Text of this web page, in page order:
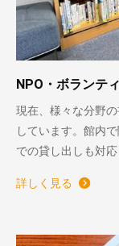
NPO・ボランテ
現在、様々な分野
しています。館内
での貸し出しも対応
詳しく見る